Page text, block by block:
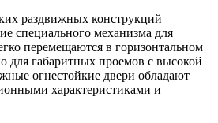
раздвижных конструкций
специального механизма для
перемещаются в горизонтальном
для габаритных проемов с высокой
огнестойкие двери обладают
характеристиками и